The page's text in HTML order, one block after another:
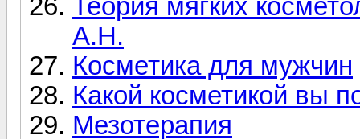
Теория мягких
А.Н.
Косметика для мужчин
Какой косметикой вы
Мезотерапия